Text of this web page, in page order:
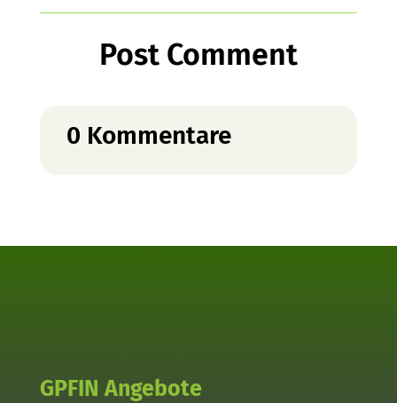
Post Comment
0 Kommentare
GPFIN Angebote